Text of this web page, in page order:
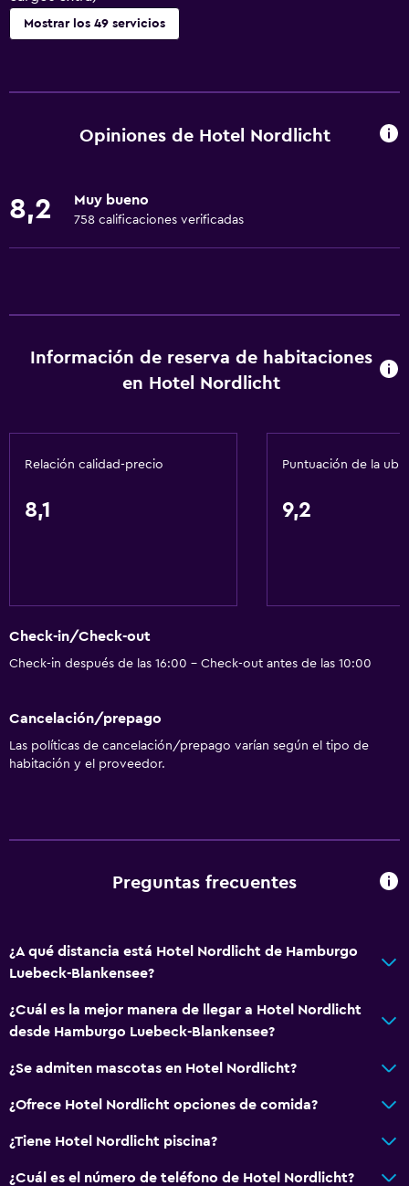
Mostrar los 49 servicios
Wifi gratis
Toallas
Calefacción
Accesibilidad y adecuación
Mascotas permitidas bajo consulta (pueden aplicar cargos
Silla para ducha
Plantas superiores accesibles por escaleras
Áreas designadas para fumadores
Habitaciones familiares
Zona de estar
Vista al jardín
Ducha
Baño adicional
Secador de pelo
Aseo
Baño privado
Comedor
Tetera eléctrica
Tetera/cafetera
Opiniones de Hotel Nordlicht
8,2 Muy bueno
758 calificaciones verificadas
Información de reserva de habitaciones
en Hotel Nordlicht
Relación calidad-precio
8,1
Puntuación de la
9,2
Check-in/Check-out
Check-in después de las 16:00 - Check-out antes de las 10:00
Cancelación/prepago
Las políticas de cancelación/prepago varían según el tipo de
habitación y el proveedor.
Preguntas frecuentes
¿A qué distancia está Hotel Nordlicht de Hamburgo
Luebeck-Blankensee?
¿Cuál es la mejor manera de llegar a Hotel Nordlicht
desde Hamburgo Luebeck-Blankensee?
¿Se admiten mascotas en Hotel Nordlicht?
¿Ofrece Hotel Nordlicht opciones de comida?
¿Tiene Hotel Nordlicht piscina?
¿Cuál es el número de teléfono de Hotel Nordlicht?